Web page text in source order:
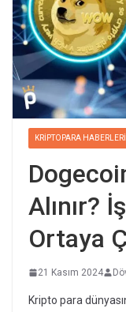
KRIPTOPARA HABERLERI
Alınır?
Ortaya
21 Kasım 2024
Kripto para